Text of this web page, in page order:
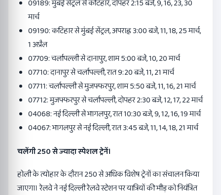
09189: मुंबई सेंट्रल से कटिहार, दोपहर 2:15 बजे, 9, 16, 23, 30
मार्च
09190: कटिहार से मुंबई सेंट्रल, अपराह्न 3:00 बजे, 11, 18, 25 मार्च,
1 अप्रैल
07709: चर्लापल्ली से दानापुर, शाम 5:00 बजे, 10, 20 मार्च
07710: दानापुर से चर्लापल्ली, रात 9:20 बजे, 11, 21 मार्च
07711: चर्लापल्ली से मुजफ्फरपुर, शाम 5:50 बजे, 11, 16, 21 मार्च
07712: मुजफ्फरपुर से चर्लापल्ली, दोपहर 2:30 बजे, 12, 17, 22 मार्च
04068: नई दिल्ली से भागलपुर, रात 10:30 बजे, 9, 12, 16, 19 मार्च
04067: भागलपुर से नई दिल्ली, रात 3:45 बजे, 11, 14, 18, 21 मार्च
चलेंगी 250 से ज्यादा स्पेशल ट्रेनें।
होली के त्योहार के दौरान 250 से अधिक विशेष ट्रेनों का संचालन किया
जाएगा। रेलवे ने नई दिल्ली रेलवे स्टेशन पर यात्रियों की भीड़ को नियंत्रित